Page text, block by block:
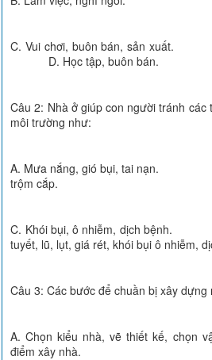
C. Vui chơi, buôn
D. Học tập, buôn bán.
Câu 2: Nhà ở giúp con người tránh các
môi trường như:
A. Mưa nắng, gió bụi, tai
trộm cắp.
C. Khói bụi, ô nhiễm, dịch
tuyết, lũ, lụt, giá rét, khói bụi ô nhiễm,
Câu 3: Các bước để chuần bị xây dựng
A. Chọn kiểu nhà, vẽ thiết kế, chọn
điểm xây nhà.